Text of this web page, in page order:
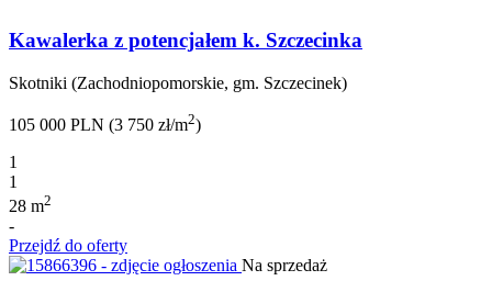
Kawalerka z potencjałem k. Szczecinka
Skotniki (Zachodniopomorskie, gm. Szczecinek)
105 000 PLN (3 750 zł/m2)
1
1
28 m2
-
Przejdź do oferty
Na sprzedaż